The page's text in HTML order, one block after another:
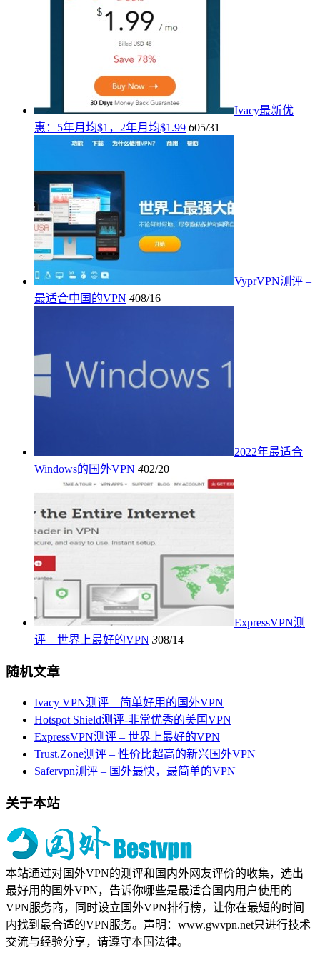
Ivacy最新优
惠：5年月均$1，2年月均$1.99 605/31
VyprVPN测评 –
最适合中国的VPN 408/16
2022年最适合
Windows的国外VPN 402/20
ExpressVPN测
评 – 世界上最好的VPN 308/14
随机文章
Ivacy VPN测评 – 简单好用的国外VPN
Hotspot Shield测评-非常优秀的美国VPN
ExpressVPN测评 – 世界上最好的VPN
Trust.Zone测评 – 性价比超高的新兴国外VPN
Safervpn测评 – 国外最快，最简单的VPN
关于本站
本站通过对国外VPN的测评和国内外网友评价的收集，选出
最好用的国外VPN，告诉你哪些是最适合国内用户使用的
VPN服务商，同时设立国外VPN排行榜，让你在最短的时间
内找到最合适的VPN服务。声明：www.gwvpn.net只进行技术
交流与经验分享，请遵守本国法律。